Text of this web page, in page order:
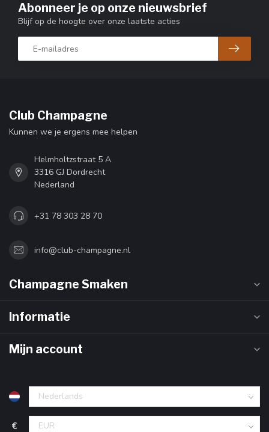
Abonneer je op onze nieuwsbrief
Blijf op de hoogte over onze laatste acties
Club Champagne
Kunnen we je ergens mee helpen
Helmholtzstraat 5 A
3316 GJ Dordrecht
Nederland
+31 78 303 28 70
info@club-champagne.nl
Champagne Smaken
Informatie
Mijn account
€